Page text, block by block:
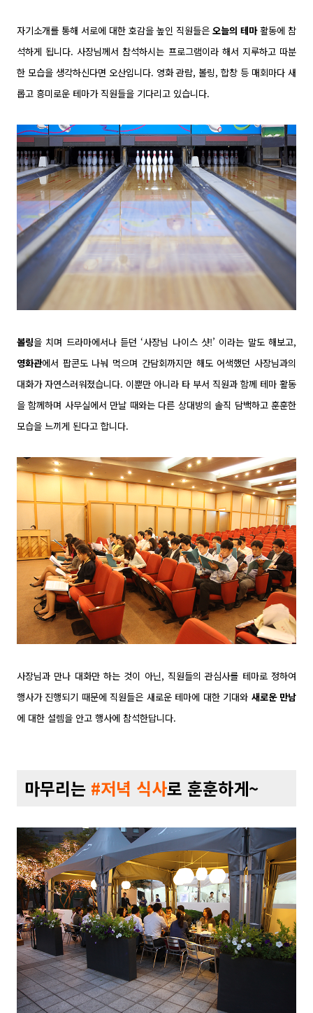
자기소개를 통해 서로에 대한 호감을 높인 직원들은 오늘의 테마활동에 참
석하게 됩니다. 사장님께서 참석하시는 프로그램이라 해서 지루하고 따분
한 모습을 생각하신다면 오산입니다. 영화 관람, 볼링, 합창 등 매회마다 새
롭고 흥미로운 테마가 직원들을 기다리고 있습니다.
볼링을 치며 드라마에서나 듣던 ‘사장님 나이스 샷!’ 이라는 말도 해보고,
영화관에서 팝콘도 나눠 먹으며 간담회까지만 해도 어색했던 사장님과의
대화가 자연스러워졌습니다. 이뿐만 아니라 타 부서 직원과 함께 테마 활동
을 함께하며 사무실에서 만날 때와는 다른 상대방의 솔직 담백하고 훈훈한
모습을 느끼게 된다고 합니다.
사장님과 만나 대화만 하는 것이 아닌, 직원들의 관심사를 테마로 정하여
행사가 진행되기 때문에 직원들은 새로운 테마에 대한 기대와 새로운 만남
에 대한 설렘을 안고 행사에 참석한답니다.
마무리는 #저녁 식사로 훈훈하게~